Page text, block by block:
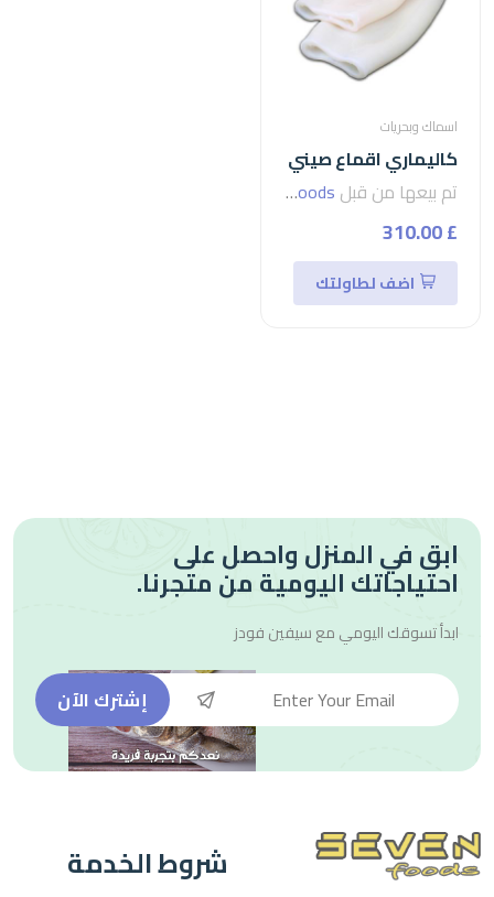
اسماك وبحريات
كاليماري اقماع صيني
تم بيعها من قبل seven foods
£ 310.00
اضف لطاولتك
ابق في المنزل واحصل على
احتياجاتك اليومية من متجرنا.
ابدأ تسوقك اليومي معسيفين فودز
إشترك الآن
شروط الخدمة